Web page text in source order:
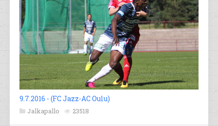
9.7.2016 - (FC Jazz-AC Oulu)
Jalkapallo 23518